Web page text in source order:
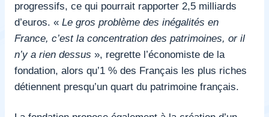
progressifs, ce qui pourrait rapporter 2,5 milliards
d’euros. « Le gros problème des inégalités en
France, c’est la concentration des patrimoines, or il
n’y a rien dessus », regrette l’économiste de la
fondation, alors qu’1 % des Français les plus riches
détiennent presqu’un quart du patrimoine français.